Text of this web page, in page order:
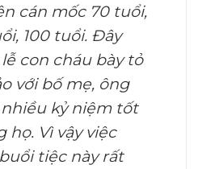
cán mốc 70 tuổi,
100 tuổi. Đây
con cháu bày tỏ
với bố mẹ, ông
kỷ niệm tốt
họ. Vì vậy việc
tiệc này rất